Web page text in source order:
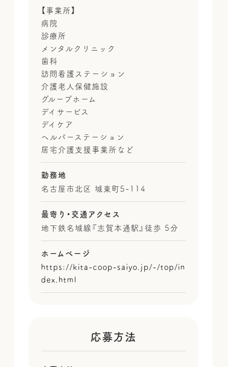
【事業所】
病院
診療所
メンタルクリニック
歯科
訪問看護ステーション
介護老人保健施設
グループホーム
デイサービス
デイケア
ヘルパーステーション
居宅介護支援事業所など
勤務地
名古屋市北区 城東町5-114
最寄り・ 交通アクセス
地下鉄名城線『志賀本通駅』徒歩 5分
ホームページ
https://kita-coop-saiyo.jp/-/top/in
dex.html
応募方法